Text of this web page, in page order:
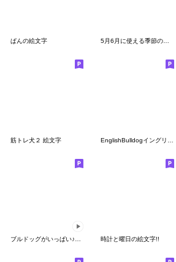
ぱんの絵文字 5月6月に使える季節の絵文字
筋トレ犬２ 絵文字
時計と曜日の絵文字!!